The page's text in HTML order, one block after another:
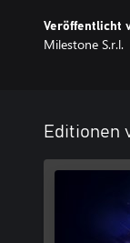
wieder an ihre
nutze rasante
Verschiedene
Ein Screamer
immer aus.
der Ziellinie
darauf
welche
Veröffentlicht
Milestone S.r.l.
Editionen